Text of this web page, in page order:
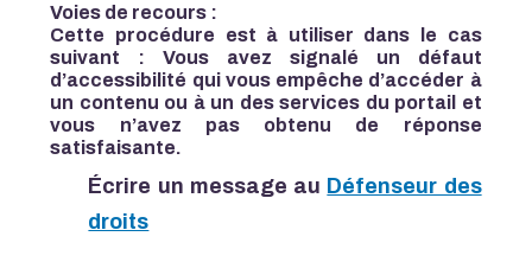
Voies de recours :
Cette procédure est à utiliser dans le cas
suivant : Vous avez signalé un défaut
d’accessibilité qui vous empêche d’accéder à
un contenu ou à un des services du portail et
vous n’avez pas obtenu de réponse
satisfaisante.
Écrire un message au Défenseur des
droits